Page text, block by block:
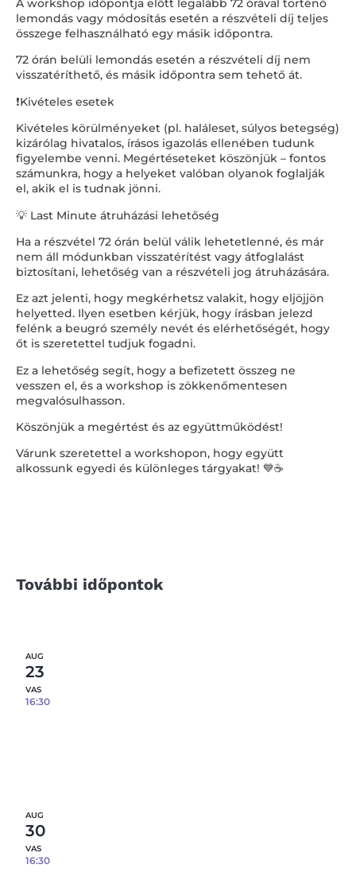
A workshop időpontja előtt legalább 72 órával történő
lemondás vagy módosítás esetén a részvételi díj teljes
összege felhasználható egy másik időpontra.
72 órán belüli lemondás esetén a részvételi díj nem
visszatéríthető, és másik időpontra sem tehető át.
❗Kivételes esetek
Kivételes körülményeket (pl. haláleset, súlyos betegség)
kizárólag hivatalos, írásos igazolás ellenében tudunk
figyelembe venni. Megértéseteket köszönjük – fontos
számunkra, hogy a helyeket valóban olyanok foglalják
el, akik el is tudnak jönni.
💡 Last Minute átruházási lehetőség
Ha a részvétel 72 órán belül válik lehetetlenné, és már
nem áll módunkban visszatérítést vagy átfoglalást
biztosítani, lehetőség van a részvételi jog átruházására.
Ez azt jelenti, hogy megkérhetsz valakit, hogy eljöjjön
helyetted. Ilyen esetben kérjük, hogy írásban jelezd
felénk a beugró személy nevét és elérhetőségét, hogy
őt is szeretettel tudjuk fogadni.
Ez a lehetőség segít, hogy a befizetett összeg ne
vesszen el, és a workshop is zökkenőmentesen
megvalósulhasson.
Köszönjük a megértést és az együttműködést!
Várunk szeretettel a workshopon, hogy együtt
alkossunk egyedi és különleges tárgyakat! 💙☕️
További időpontok
AUG
23
VAS
16:30
AUG
30
VAS
16:30